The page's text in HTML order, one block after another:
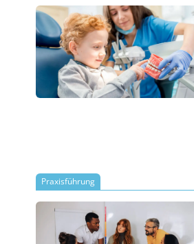
Praxisführung